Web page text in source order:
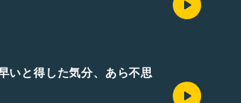
いと得した気分、あら不思